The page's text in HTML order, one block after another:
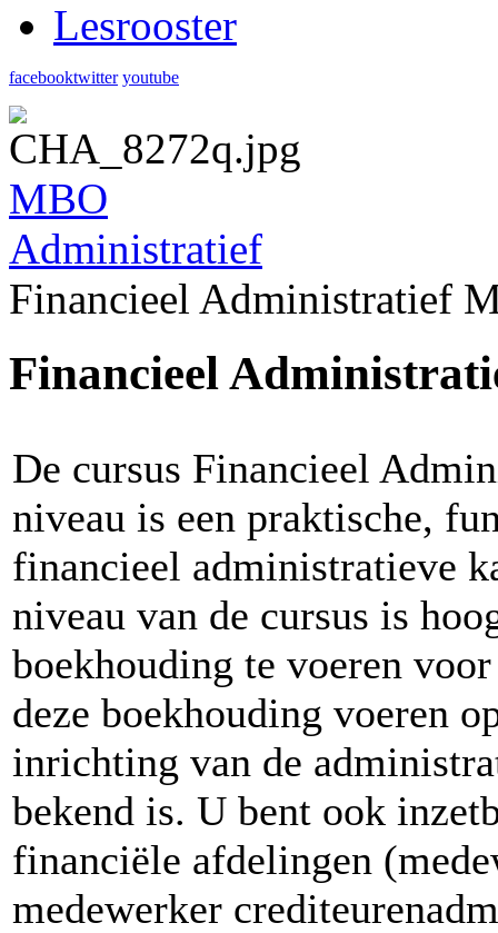
Lesrooster
facebooktwitter youtube
MBO
Administratief
Financieel Administratief
Financieel
De cursus Financieel
niveau is een praktische,
financieel administratieve
niveau van de cursus is
boekhouding te voeren
deze boekhouding voeren
inrichting van de
bekend is. U bent ook
financiële afdelingen
medewerker